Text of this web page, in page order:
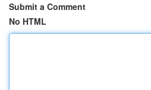
Submit a Comment
No HTML